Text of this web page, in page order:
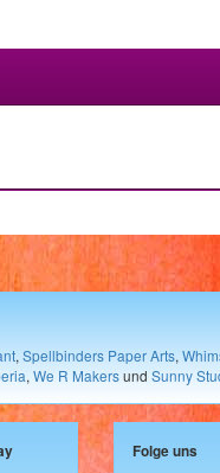
, Spellbinders Paper Arts,
, We R Makersund Sunny
Folge uns